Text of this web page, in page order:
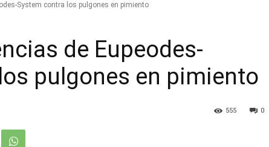
System contra los pulgones en pimiento
de Eupeodes-
pulgones en pimiento
0
555